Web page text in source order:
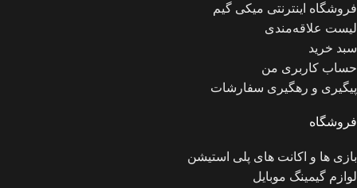
فروشگاه اینترنتی میکی گیم
لیست علاقه‌مندی
سبد خرید
حساب کاربری من
پیگیری و رهگیری سفارشات
فروشگاه
بازی ها و اکانت های پلی استیشن
لوازم گیمینگ موبایل